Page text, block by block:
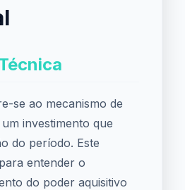
se ao mecanismo de
investimento que
do período. Este
entender o
do poder aquisitivo